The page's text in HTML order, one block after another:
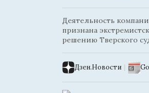
Деятельность
признана
решению Тверского
Дзен.Новости |